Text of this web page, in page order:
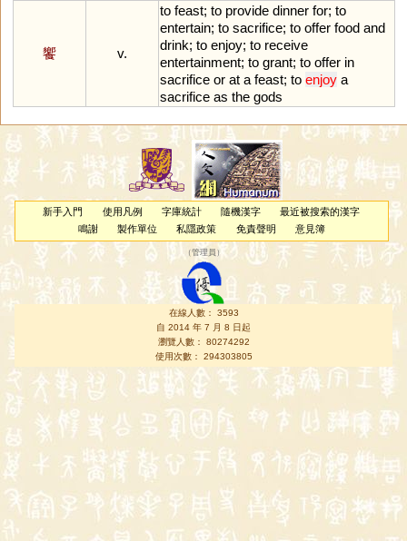
饗 v.
to feast; to provide dinner for; to
entertain; to sacrifice; to offer food and
drink; to enjoy; to receive
entertainment; to grant; to offer in
sacrifice or at a feast; to enjoy a
sacrifice as the gods
新手入門 使用凡例 字庫統計 隨機漢字
最近被搜索的漢字
鳴謝
製作單位 私隱政策 免責聲明 意見簿
（管理員 ）
在線人數： 3593
自 2014 年 7 月 8 日起
瀏覽人數： 80274292
使用次數： 294303805